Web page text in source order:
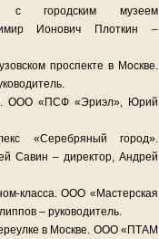
с городским музеем
Ионович Плоткин –
проспекте в Москве.
ООО «ПСФ «Эриэл», Юрий
«Серебряный город».
Савин – директор, Андрей
класса. ООО «Мастерская
– руководитель.
в Москве. ООО «ПТАМ